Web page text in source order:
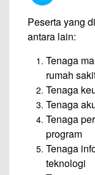
Peserta yang
antara lain:
Tenaga
rumah
Tenaga
Tenaga
Tenaga
program
Tenaga
teknologi